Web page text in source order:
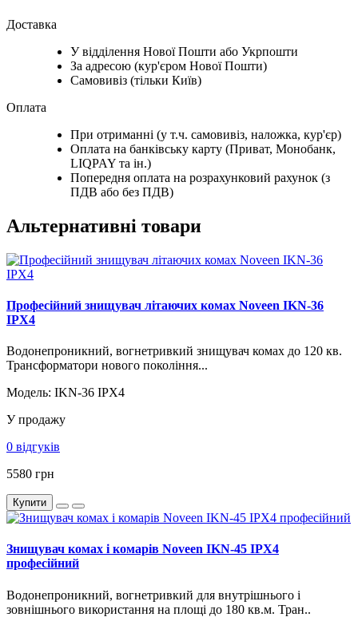
Доставка
У відділення Нової Пошти або Укрпошти
За адресою (кур'єром Нової Пошти)
Самовивіз (тільки Київ)
Оплата
При отриманні (у т.ч. самовивіз, наложка, кур'єр)
Оплата на банківську карту (Приват, Монобанк,
LIQPAY та ін.)
Попередня оплата на розрахунковий рахунок (з
ПДВ або без ПДВ)
Альтернативні товари
Професійний знищувач літаючих комах Noveen IKN-36
IPX4
Водонепроникний, вогнетривкий знищувач комах до 120 кв.
Трансформатори нового покоління...
Модель: IKN-36 IPX4
У продажу
0 відгуків
5580 грн
Купити
Знищувач комах і комарів Noveen IKN-45 IPX4
професійний
Водонепроникний, вогнетривкий для внутрішнього і
зовнішнього використання на площі до 180 кв.м. Тран..